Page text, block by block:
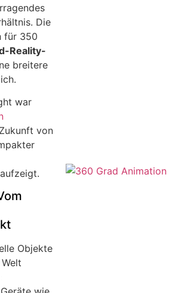
Die
für 350
Reality-
breitere
war
von
Objekte